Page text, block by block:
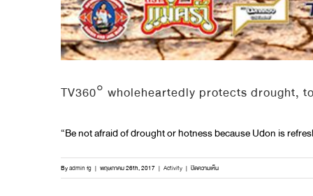
TV360° wholeheartedly protects drought,
“Be not afraid of drought or hotness because Udon is
Byadmin fg | พฤษภาคม 26th, 2017 | Activity | ปิดความเห็นบน
TV360°